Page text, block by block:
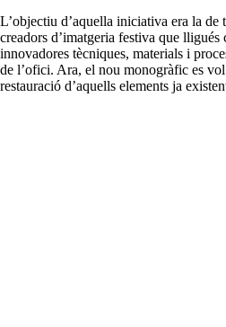
L’objectiu d’aquella iniciativa era la de
creadors d’imatgeria festiva que
innovadores tècniques, materials i
de l’ofici. Ara, el nou monogràfic es
restauració d’aquells elements ja